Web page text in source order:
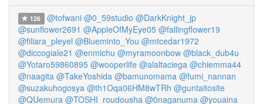
126 @tofwani @0_59studio @DarkKnight_jp
@sunflower2691 @AppleOfMyEye05 @fallingflower19
@filiara_pleyel @Blueminto_You @mtcedar1972
@diccogiale21 @enmichu @myramoonbow @black_dub4u
@Yotaro59860895 @wooperlife @alaltaciega @chiemma44
@naagita @TakeYoshida @bamunomama @fumi_nannan
@suzakuhogosya @th1Oqa06HM8wTRh @guntaitosite
@QUemura @TOSHI_roudousha @0naganuma @youaina